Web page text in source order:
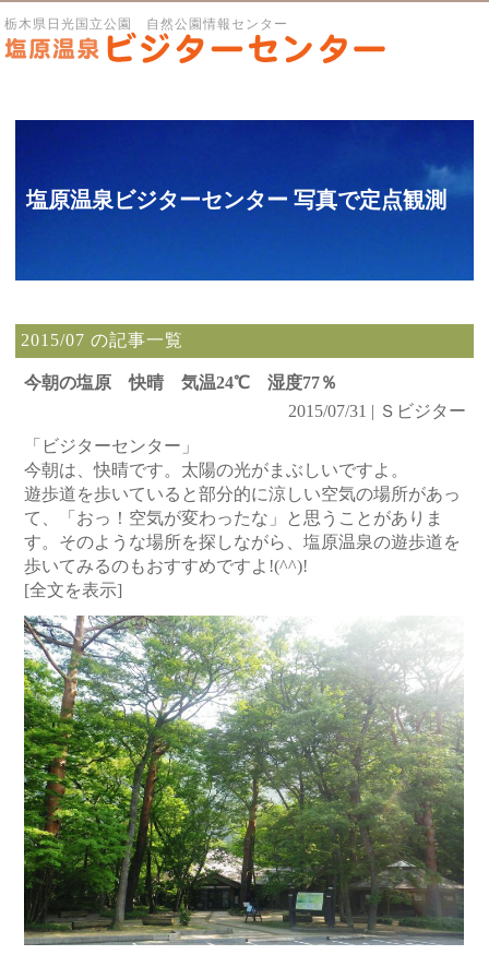
栃木県日光国立公園 自然公園情報センター
塩原温泉ビジターセンター 写真で定点観測
2015/07 の記事一覧
今朝の塩原 快晴 気温24℃ 湿度77％
2015/07/31 | Ｓビジター
「ビジターセンター」
今朝は、快晴です。太陽の光がまぶしいですよ。
遊歩道を歩いていると部分的に涼しい空気の場所があっ
て、「おっ！空気が変わったな」と思うことがありま
す。そのような場所を探しながら、塩原温泉の遊歩道を
歩いてみるのもおすすめですよ!(^^)!
[全文を表示]